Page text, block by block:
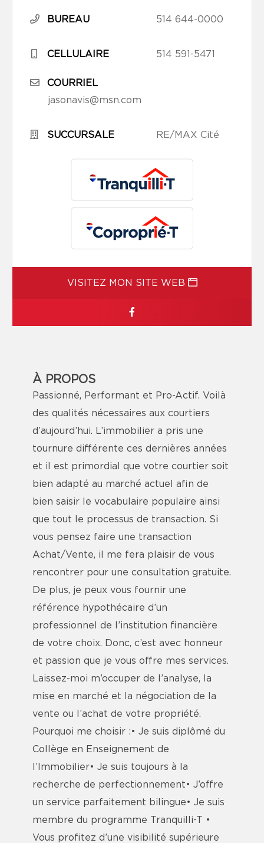
BUREAU 514 644-0000
CELLULAIRE 514 591-5471
COURRIEL
jasonavis@msn.com
SUCCURSALE RE/MAX Cité
VISITEZ MON SITE WEB
À PROPOS
Passionné, Performant et Pro-Actif. Voilà
des qualités nécessaires aux courtiers
d’aujourd’hui. L’immobilier a pris une
tournure différente ces dernières années
et il est primordial que votre courtier soit
bien adapté au marché actuel afin de
bien saisir le vocabulaire populaire ainsi
que tout le processus de transaction. Si
vous pensez faire une transaction
Achat/Vente, il me fera plaisir de vous
rencontrer pour une consultation gratuite.
De plus, je peux vous fournir une
référence hypothécaire d’un
professionnel de l’institution financière
de votre choix. Donc, c’est avec honneur
et passion que je vous offre mes services.
Laissez-moi m’occuper de l’analyse, la
mise en marché et la négociation de la
vente ou l’achat de votre propriété.
Pourquoi me choisir :• Je suis diplômé du
Collège en Enseignement de
l’Immobilier• Je suis toujours à la
recherche de perfectionnement• J’offre
un service parfaitement bilingue• Je suis
membre du programme Tranquilli-T •
Vous profitez d’une visibilité supérieure